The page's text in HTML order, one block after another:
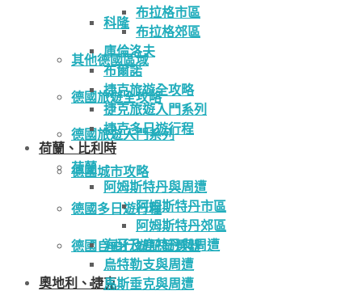
科隆
其他德國區域
德國旅遊全攻略
德國旅遊入門系列
德國城市攻略
德國多日遊行程
德國自由行遊記篩選器
奧地利、捷克
布拉格市區
布拉格郊區
庫倫洛夫
布爾諾
捷克旅遊全攻略
捷克旅遊入門系列
捷克多日遊行程
荷蘭、比利時
荷蘭
阿姆斯特丹與周遭
阿姆斯特丹市區
阿姆斯特丹郊區
海牙及鹿特丹與周遭
烏特勒支與周遭
馬斯垂克與周遭